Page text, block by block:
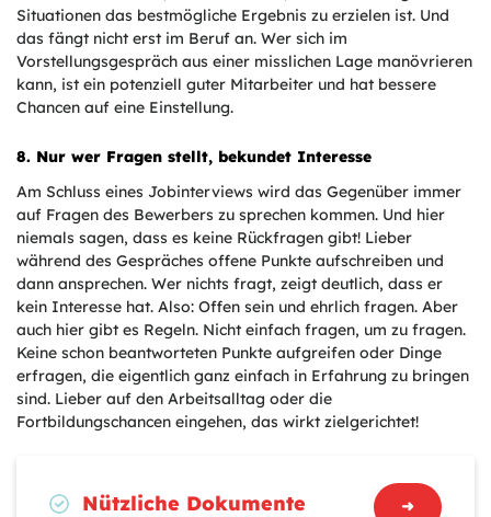
Situationen das bestmögliche Ergebnis zu erzielen ist. Und
das fängt nicht erst im Beruf an. Wer sich im
Vorstellungsgespräch aus einer misslichen Lage manövrieren
kann, ist ein potenziell guter Mitarbeiter und hat bessere
Chancen auf eine Einstellung.
8. Nur wer Fragen stellt, bekundet Interesse
Am Schluss eines Jobinterviews wird das Gegenüber immer
auf Fragen des Bewerbers zu sprechen kommen. Und hier
niemals sagen, dass es keine Rückfragen gibt! Lieber
während des Gespräches offene Punkte aufschreiben und
dann ansprechen. Wer nichts fragt, zeigt deutlich, dass er
kein Interesse hat. Also: Offen sein und ehrlich fragen. Aber
auch hier gibt es Regeln. Nicht einfach fragen, um zu fragen.
Keine schon beantworteten Punkte aufgreifen oder Dinge
erfragen, die eigentlich ganz einfach in Erfahrung zu bringen
sind. Lieber auf den Arbeitsalltag oder die
Fortbildungschancen eingehen, das wirkt zielgerichtet!
Nützliche Dokumente